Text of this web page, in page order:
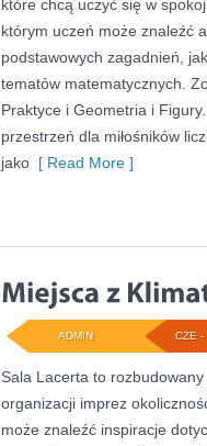
które chcą uczyć się w
którym uczeń może znaleźć
podstawowych zagadnień,
tematów matematycznych.
Praktyce i Geometria i
przestrzeń dla miłośników
jako [ Read More ]
CZE -
ADMIN
Sala Lacerta to
organizacji imprez
może znaleźć inspiracje